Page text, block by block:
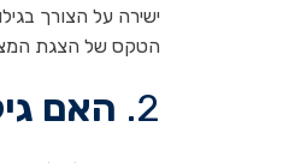
ישירה על הצורך
הטקס של הצגת
2. האם